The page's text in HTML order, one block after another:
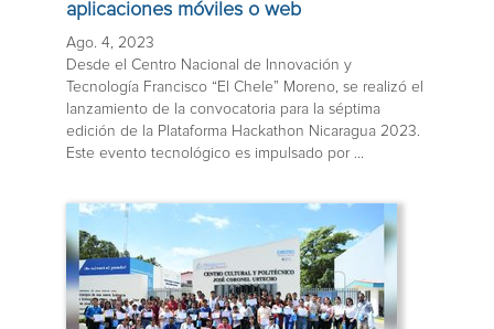
aplicaciones móviles o web
Ago. 4, 2023
Desde el Centro Nacional de Innovación y
Tecnología Francisco “El Chele” Moreno, se realizó el
lanzamiento de la convocatoria para la séptima
edición de la Plataforma Hackathon Nicaragua 2023.
Este evento tecnológico es impulsado por ...